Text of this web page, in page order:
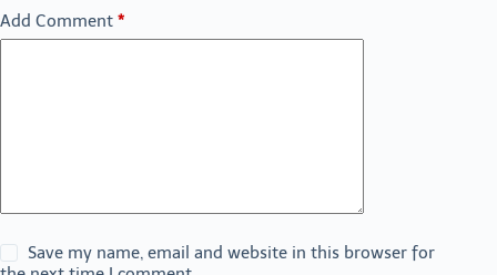
Add Comment *
Save my name, email and website in this browser for